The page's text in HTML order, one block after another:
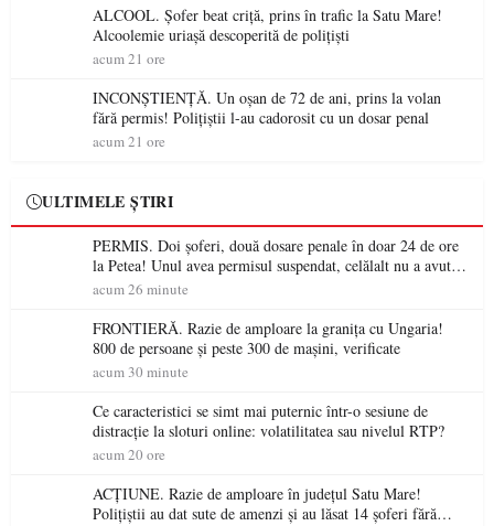
ALCOOL. Șofer beat criță, prins în trafic la Satu Mare!
Alcoolemie uriașă descoperită de polițiști
acum 21 ore
INCONȘTIENȚĂ. Un oșan de 72 de ani, prins la volan
fără permis! Polițiștii l-au cadorosit cu un dosar penal
acum 21 ore
ULTIMELE ȘTIRI
PERMIS. Doi șoferi, două dosare penale în doar 24 de ore
la Petea! Unul avea permisul suspendat, celălalt nu a avut
niciodată permis
acum 26 minute
FRONTIERĂ. Razie de amploare la granița cu Ungaria!
800 de persoane și peste 300 de mașini, verificate
acum 30 minute
Ce caracteristici se simt mai puternic într-o sesiune de
distracție la sloturi online: volatilitatea sau nivelul RTP?
acum 20 ore
ACȚIUNE. Razie de amploare în județul Satu Mare!
Polițiștii au dat sute de amenzi și au lăsat 14 șoferi fără